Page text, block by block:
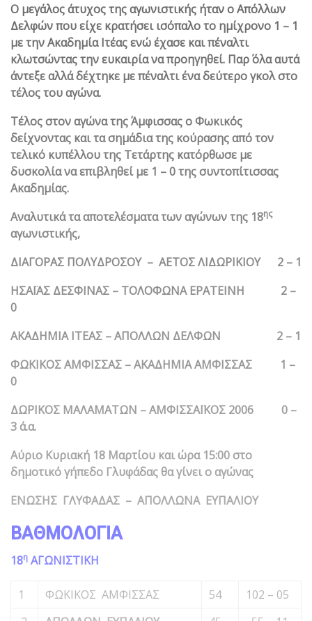
Ο μεγάλος άτυχος της αγωνιστικής ήταν ο Απόλλων
Δελφών που είχε κρατήσει ισόπαλο το ημίχρονο 1 – 1
με την Ακαδημία Ιτέας ενώ έχασε και πέναλτι
κλωτσώντας την ευκαιρία να προηγηθεί. Παρ΄ όλα αυτά
άντεξε αλλά δέχτηκε με πέναλτι ένα δεύτερο γκολ στο
τέλος του αγώνα.
Τέλος στον αγώνα της Άμφισσας ο Φωκικός
δείχνοντας και τα σημάδια της κούρασης από τον
τελικό κυπέλλου της Τετάρτης κατόρθωσε με
δυσκολία να επιβληθεί με 1 – 0 της συντοπίτισσας
Ακαδημίας.
Αναλυτικά τα αποτελέσματα των αγώνων της 18ης
αγωνιστικής,
ΔΙΑΓΟΡΑΣ ΠΟΛΥΔΡΟΣΟΥ – ΑΕΤΟΣ ΛΙΔΩΡΙΚΙΟΥ 2 – 1
ΗΣΑΪΑΣ ΔΕΣΦΙΝΑΣ – ΤΟΛΟΦΩΝΑ ΕΡΑΤΕΙΝΗ 2 –
0
ΑΚΑΔΗΜΙΑ ΙΤΕΑΣ – ΑΠΟΛΛΩΝ ΔΕΛΦΩΝ 2 – 1
ΦΩΚΙΚΟΣ ΑΜΦΙΣΣΑΣ – ΑΚΑΔΗΜΙΑ ΑΜΦΙΣΣΑΣ 1 –
0
ΔΩΡΙΚΟΣ ΜΑΛΑΜΑΤΩΝ – ΑΜΦΙΣΣΑΪΚΟΣ 2006 0 –
3 ά.α.
Αύριο Κυριακή 18 Μαρτίου και ώρα 15:00 στο
δημοτικό γήπεδο Γλυφάδας θα γίνει ο αγώνας
ΕΝΩΣΗΣ ΓΛΥΦΑΔΑΣ – ΑΠΟΛΛΩΝΑ ΕΥΠΑΛΙΟΥ
ΒΑΘΜΟΛΟΓΙΑ
18η ΑΓΩΝΙΣΤΙΚΗ
1 ΦΩΚΙΚΟΣ ΑΜΦΙΣΣΑΣ 54
102 – 05